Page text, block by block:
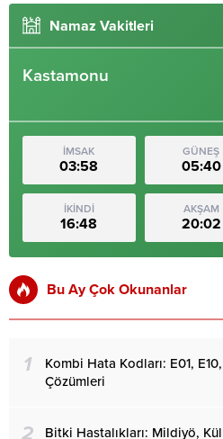
Namaz Vakitleri
Kastamonu
İMSAK
03:58
GÜNEŞ
05:40
İKİNDİ
16:48
AKŞAM
20:02
Bu Ay Çok Okunanlar
1
Kombi Hata Kodları: E01,
Çözümleri
2
Bitki Hastalıkları: Mildiyö,